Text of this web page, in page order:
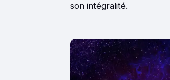
son intégralité.